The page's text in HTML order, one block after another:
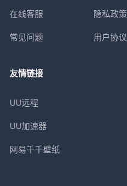
在线客服
常见问题
隐私政策
用户协议
友情链接
UU远程
UU加速器
网易千千壁纸